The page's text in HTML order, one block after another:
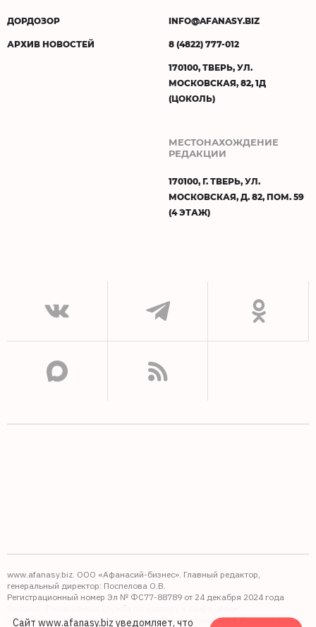
ДОРДОЗОР
АРХИВ НОВОСТЕЙ
INFO@AFANASY.BIZ
8 (4822) 777-012
170100, ТВЕРЬ, УЛ.
МОСКОВСКАЯ, 82, 1Д
(ЦОКОЛЬ)
МЕСТОНАХОЖДЕНИЕ
РЕДАКЦИИ
170100, Г. ТВЕРЬ, УЛ.
МОСКОВСКАЯ, Д. 82, ПОМ. 59
(4 ЭТАЖ)
www.afanasy.biz. ООО «Афанасий-бизнес». Главный редактор,
генеральный директор: Поспелова О.В.
Регистрационный номер Эл № ФС77-88789 от 24 декабря 2024 года
Выдано: Федеральная служба по надзору в сфере связи,
информационных технологий и массовых коммуникаций (Роскомнадзор).
Сайт www.afanasy.biz уведомляет, что